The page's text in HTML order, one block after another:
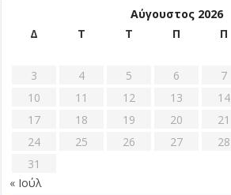
Αύγουστος 2026
Δ
Τ Τ Π Π
3
4 5 6 7
10
11 12 13 14
17
18 19 20 21
24
25 26 27 28
31
« Ιούλ